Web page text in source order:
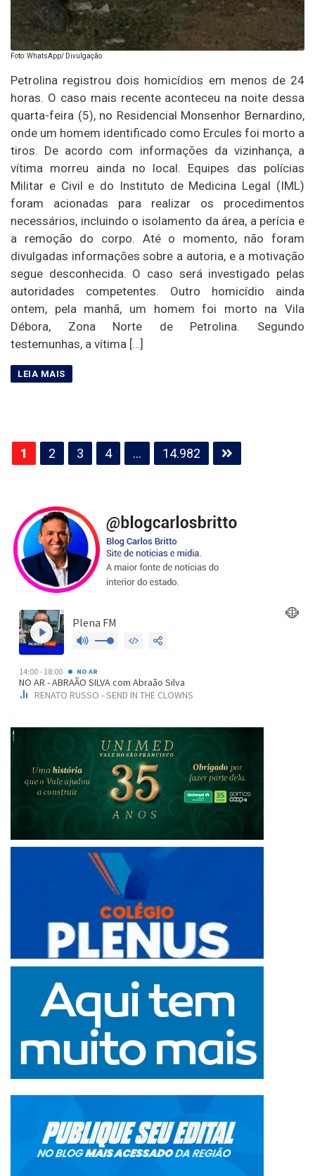
Foto: WhatsApp/ Divulgação
Petrolina registrou dois homicídios em menos de 24
horas. O caso mais recente aconteceu na noite dessa
quarta-feira (5), no Residencial Monsenhor Bernardino,
onde um homem identificado como Ercules foi morto a
tiros. De acordo com informações da vizinhança, a
vítima morreu ainda no local. Equipes das polícias
Militar e Civil e do Instituto de Medicina Legal (IML)
foram acionadas para realizar os procedimentos
necessários, incluindo o isolamento da área, a perícia e
a remoção do corpo. Até o momento, não foram
divulgadas informações sobre a autoria, e a motivação
segue desconhecida. O caso será investigado pelas
autoridades competentes. Outro homicídio ainda
ontem, pela manhã, um homem foi morto na Vila
Débora, Zona Norte de Petrolina. Segundo
testemunhas, a vítima […]
Paginação
de
1 2 3 4 … 14.982